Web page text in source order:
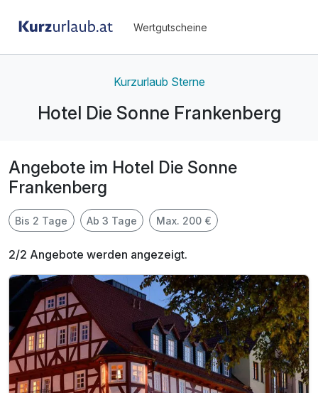
Wertgutscheine
Kurzurlaub Sterne
Hotel Die Sonne Frankenberg
Angebote im Hotel Die Sonne
Frankenberg
Bis 2 Tage Ab 3 Tage Max. 200 €
2/2 Angebote werden angezeigt.